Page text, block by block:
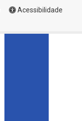
Acessibilidade